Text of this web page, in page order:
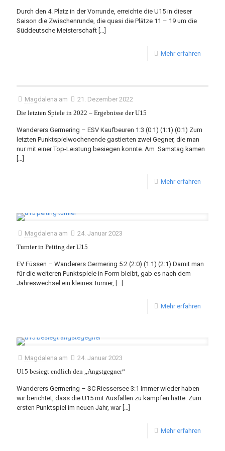
Durch den 4. Platz in der Vorrunde, erreichte die U15 in dieser
Saison die Zwischenrunde, die quasi die Plätze 11 – 19 um die
Süddeutsche Meisterschaft […]
Mehr erfahren
Magdalena am
21. Dezember 2022
Die letzten Spiele in 2022 – Ergebnisse der U15
Wanderers Germering – ESV Kaufbeuren 1:3 (0:1) (1:1) (0:1) Zum
letzten Punktspielwochenende gastierten zwei Gegner, die man
nur mit einer Top-Leistung besiegen konnte. Am Samstag kamen
[…]
Mehr erfahren
Magdalena am
24. Januar 2023
Turnier in Peiting der U15
EV Füssen – Wanderers Germering 5:2 (2:0) (1:1) (2:1) Damit man
für die weiteren Punktspiele in Form bleibt, gab es nach dem
Jahreswechsel ein kleines Turnier, […]
Mehr erfahren
Magdalena am
24. Januar 2023
U15 besiegt endlich den „Angstgegner“
Wanderers Germering – SC Riessersee 3:1 Immer wieder haben
wir berichtet, dass die U15 mit Ausfällen zu kämpfen hatte. Zum
ersten Punktspiel im neuen Jahr, war[…]
Mehr erfahren